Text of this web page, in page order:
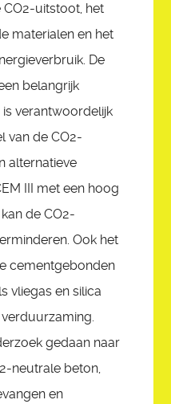
CO2-uitstoot, het
materialen en het
De
belangrijk
verantwoordelijk
van de CO2-
alternatieve
III met een hoog
de CO2-
Ook het
cementgebonden
vliegas en silica
gedaan naar
neutrale beton,
en